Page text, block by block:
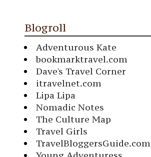
Blogroll
Adventurous Kate
bookmarktravel.com
Dave's Travel Corner
itravelnet.com
Lipa Lipa
Nomadic Notes
The Culture Map
Travel Girls
TravelBloggersGuide.com